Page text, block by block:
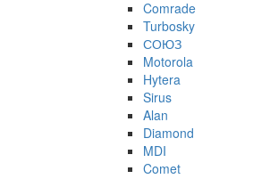
Comrade
Turbosky
СОЮЗ
Motorola
Hytera
Sirus
Alan
Diamond
MDI
Comet